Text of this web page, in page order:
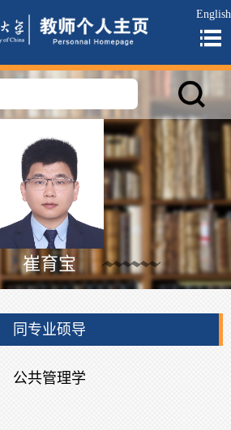
English
崔育宝
同专业硕导
公共管理学